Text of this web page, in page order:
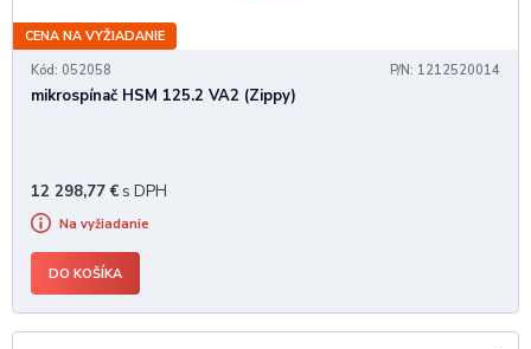
CENA NA VYŽIADANIE
Kód: 052058
P/N: 1212520014
mikrospínač HSM 125.2 VA2 (Zippy)
12 298,77 € s DPH
Na vyžiadanie
DO KOŠÍKA